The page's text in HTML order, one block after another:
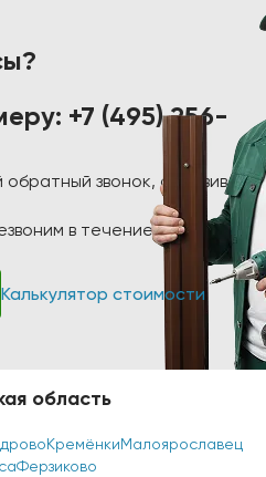
+7 (495) 256-
звонок, оставив
в течение 1-2 минут!
Калькулятор стоимости
область
КремёнкиМалоярославец
Ферзиково